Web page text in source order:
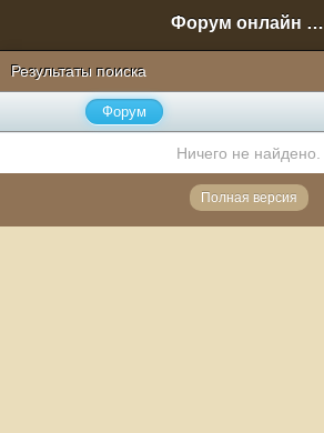
Форум онлайн игры "Новая Эра" (Нюра Биз)
Результаты поиска
Форум
Ничего не найдено.
Полная версия